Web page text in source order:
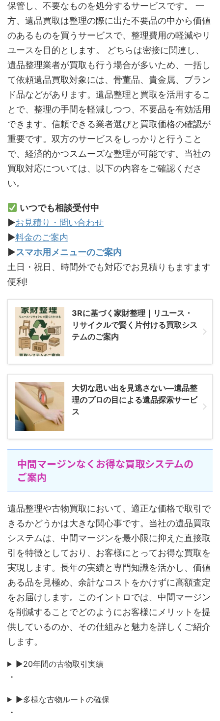
保管し、不要なものを処分するサービスです。 一
方、遺品買取は整理の際に出た不要品の中から価​​値
のあるものを買うサービスで、整理費用の軽減やリ
ユースを目的とします。 どちらは密接に関連し、
遺品整理業者が買取も行う場合が多いため、一括し
て依頼遺品買取対象には、骨董品、貴金属、ブラン
ド品などがあります。遺品整理と買取を活用するこ
とで、整理の手間を軽減しつつ、不要品を有効活用
できます。信頼できる業者選びと買取価格の確認が
重要です。双方のサービスをしっかりと行うこと
で、経済的かつスムーズな整理が可能です。当社の
買取対応については、以下の内容をご確認くださ
い。
いつでも相談受付中
▶お見積り・問い合わせ
▶料金のご案内
▶スマホ用メニューのご案内
土日・祝日、時間外でも対応でお見積りもますます
便利!
3Rに基づく家財整理｜リユース・
リサイクルで賢く片付ける買取シス
テムのご案内
大切な思い出を見逃さない―遺品整
理のプロの目による遺品探索サービ
ス
中間マージンなくお得な買取システムの
ご案内
遺品整理や古物買取において、適正な価格で取引で
きるかどうかは大きな関心事です。当社の遺品買取
システムは、中間マージンを最小限に抑えた直接取
引を特徴としており、お客様にとってお得な買取を
実現します。長年の実績と専門知識を活かし、価値
ある品を見極め、余計なコストをかけずに高額査定
をお届けします。このイントロでは、中間マージン
を削減することでどのようにお客様にメリットを提
供しているのか、その仕組みと魅力を詳しくご紹介
します。
▶20年間の古物取引実績
・
▶多様な古物ルートの確保
・